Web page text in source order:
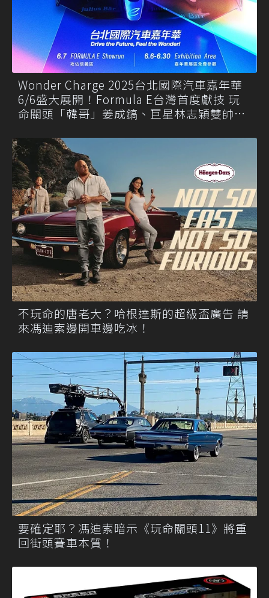
Wonder Charge 2025台北國際汽車嘉年華
6/6盛大展開！Formula E台灣首度獻技 玩
命關頭「韓哥」姜成鎬、巨星林志穎雙帥大
不玩命的唐老大？哈根達斯的超級盃廣告 請
來馮迪索邊開車邊吃冰！
要確定耶？馮迪索暗示《玩命關頭11》將重
回街頭賽車本質！